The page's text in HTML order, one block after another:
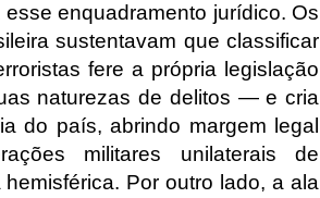
enquadramento jurídico. Os
sustentavam que classificar
fere a própria legislação
naturezas de delitos — e cria
do país, abrindo margem legal
militares unilaterais de
Por outro lado, a ala